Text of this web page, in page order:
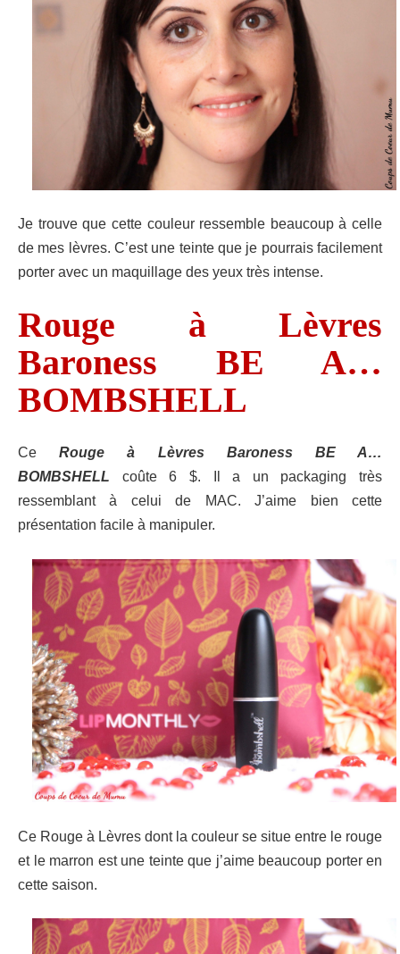
Je trouve que cette couleur ressemble beaucoup à celle
de mes lèvres. C’est une teinte que je pourrais facilement
porter avec un maquillage des yeux très intense.
Rouge à Lèvres
Baroness BE A…
BOMBSHELL
CeRouge à Lèvres Baroness BE A…
BOMBSHELL coûte 6 $. Il a un packaging très
ressemblant à celui de MAC. J’aime bien cette
présentation facile à manipuler.
Ce Rouge à Lèvres dont la couleur se situe entre le rouge
et le marron est une teinte que j’aime beaucoup porter en
cette saison.